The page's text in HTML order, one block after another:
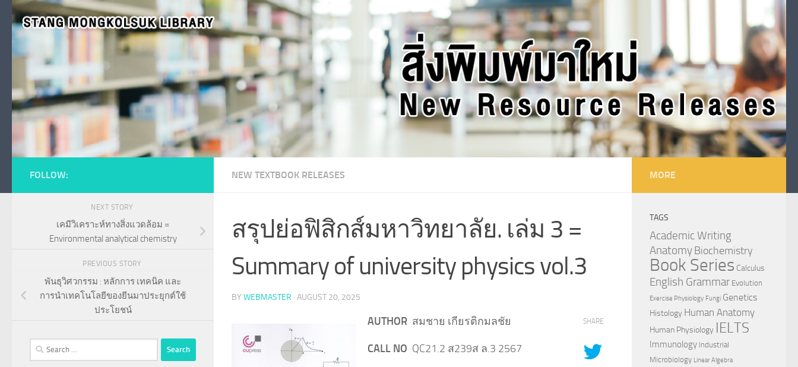
Skip to content
NEW TEXTBOOK RELEASES
สรุปย่อฟิสิกส์มหาวิทยาลัย. เล่ม 3 =
Summary of university physics vol.3
BY WEBMASTER · AUGUST 20, 2025
AUTHOR สมชาย เกียรติกมลชัย
CALL NO QC21.2 ส239ส ล.3 2567
SHARE
FOLLOW:
NEXT STORY
เคมีวิเคราะห์ทางสิ่งแวดล้อม =
Environmental analytical chemistry
PREVIOUS STORY
พันธุวิศวกรรม : หลักการ เทคนิค และ
การนำเทคโนโลยีของยีนมาประยุกต์ใช้
ประโยชน์
Search
for:
MORE
TAGS
Academic Writing
AnatomyBiochemistry
Book Series Calculus
English Grammar Evolution
Exercise Physiology Fungi Genetics
Histology Human Anatomy
Human Physiology IELTS
Immunology Industrial
Microbiology Linear Algebra